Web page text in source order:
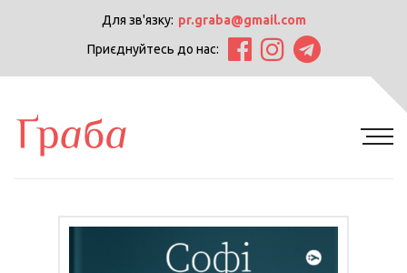
Для зв'язку: pr.graba@gmail.com
Приєднуйтесь до нас: